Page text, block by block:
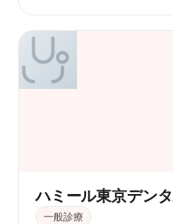
ハミール東京デン
一般診療